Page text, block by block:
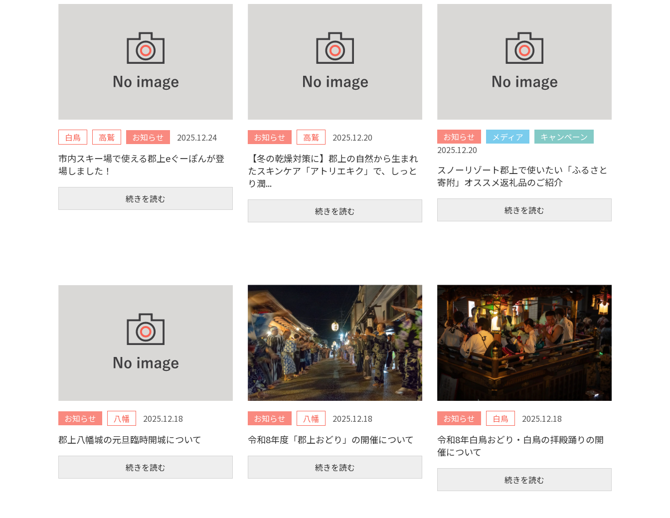
白鳥 高鷲 お知らせ 2025.12.24
市内スキー場で使える郡上eぐーぽんが登
場しました！
続きを読む
お知らせ 高鷲 2025.12.20
【冬の乾燥対策に】郡上の自然から生まれ
たスキンケア「アトリエキク」で、しっと
り潤...
続きを読む
お知らせ メディア
キャンペーン
2025.12.20
スノーリゾート郡上で使いたい「ふるさと
寄附」オススメ返礼品のご紹介
続きを読む
お知らせ 八幡 2025.12.18
郡上八幡城の元旦臨時開城について
続きを読む
お知らせ 八幡 2025.12.18
令和8年度「郡上おどり」の開催について
続きを読む
お知らせ 白鳥 2025.12.18
令和8年白鳥おどり・白鳥の拝殿踊りの開
催について
続きを読む